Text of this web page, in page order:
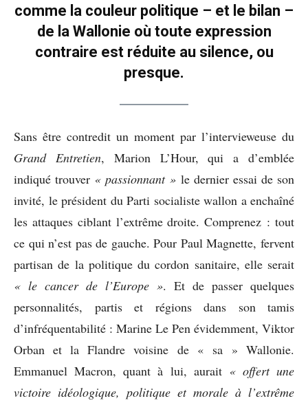
comme la couleur politique – et le bilan –
de la Wallonie où toute expression
contraire est réduite au silence, ou
presque.
Sans être contredit un moment par l’intervieweuse du
Grand Entretien, Marion L’Hour, qui a d’emblée
indiqué trouver « passionnant » le dernier essai de son
invité, le président du Parti socialiste wallon a enchaîné
les attaques ciblant l’extrême droite. Comprenez : tout
ce qui n’est pas de gauche. Pour Paul Magnette, fervent
partisan de la politique du cordon sanitaire, elle serait
« le cancer de l’Europe ». Et de passer quelques
personnalités, partis et régions dans son tamis
d’infréquentabilité : Marine Le Pen évidemment, Viktor
Orban et la Flandre voisine de « sa » Wallonie.
Emmanuel Macron, quant à lui, aurait « offert une
victoire idéologique, politique et morale à l’extrême